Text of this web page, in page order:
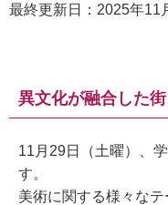
最終更新日：2025年11
異文化が融合した
11月29日（土曜）、
す。
美術に関する様々な